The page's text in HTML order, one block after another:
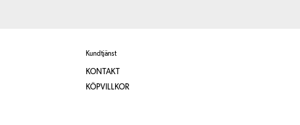
Kundtjänst
KONTAKT
KÖPVILLKOR